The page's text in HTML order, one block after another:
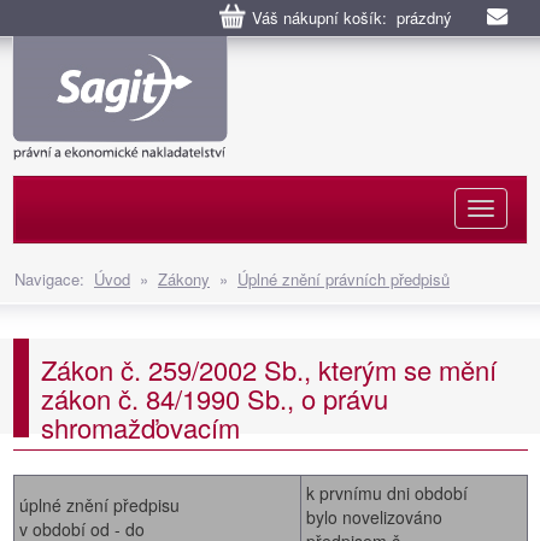
Váš nákupní košík: prázdný
Navigace: Úvod » Zákony » Úplné znění právních předpisů
Zákon č. 259/2002 Sb., kterým se mění
zákon č. 84/1990 Sb., o právu
shromažďovacím
úplné znění předpisu
v období od - do
k prvnímu dni období
bylo novelizováno